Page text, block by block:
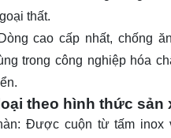
thất.
cao cấp nhất, chống
trong công nghiệp hóa
theo hình thức sản
Được cuộn từ tấm inox